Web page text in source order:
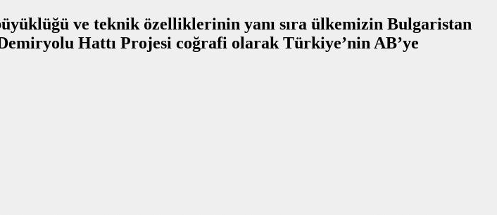
ve teknik özelliklerinin yanı sıra ülkemizin Bulgaristan
Hattı Projesi coğrafi olarak Türkiye’nin AB’ye